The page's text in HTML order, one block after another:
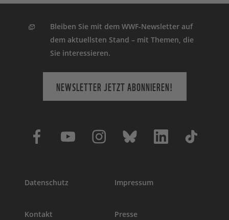
Bleiben Sie mit dem WWF-Newsletter auf
dem aktuellsten Stand – mit Themen, die
Sie interessieren.
NEWSLETTER JETZT ABONNIEREN!
Datenschutz Impressum
Kontakt Presse